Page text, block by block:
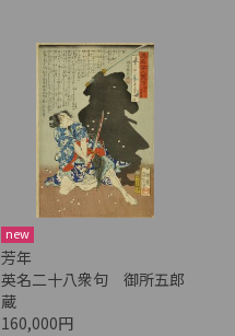
new
芳年
英名二十八衆句 御所五郎
蔵
160,000円